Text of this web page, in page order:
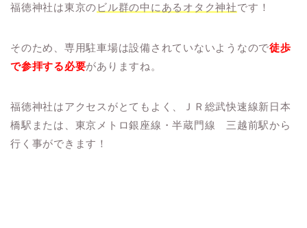
福徳神社は東京の ビル群の中にあるオタク神社です！
そのため、専用駐車場は設備されていないようなので徒歩
で参拝する必要がありますね。
福徳神社はアクセスがとてもよく、ＪＲ総武快速線新日本
橋駅または、東京メトロ銀座線・半蔵門線 三越前駅から
行く事ができます！